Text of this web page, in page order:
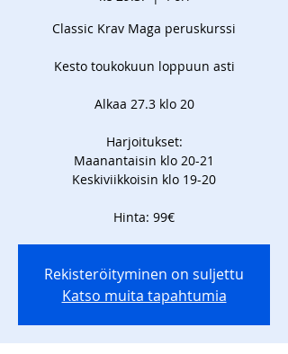
Classic Krav Maga peruskurssi
Kesto toukokuun loppuun asti
Alkaa 27.3 klo 20
Harjoitukset:
Maanantaisin klo 20-21
Keskiviikkoisin klo 19-20
Hinta: 99€
Rekisteröityminen on suljettu
Katso muita tapahtumia